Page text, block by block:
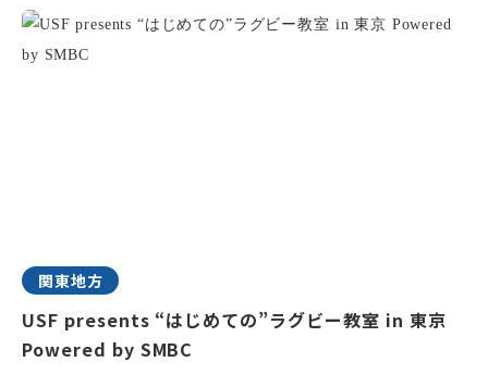
関東地方
USF presents “はじめての”ラグビー教室 in 東京
Powered by SMBC